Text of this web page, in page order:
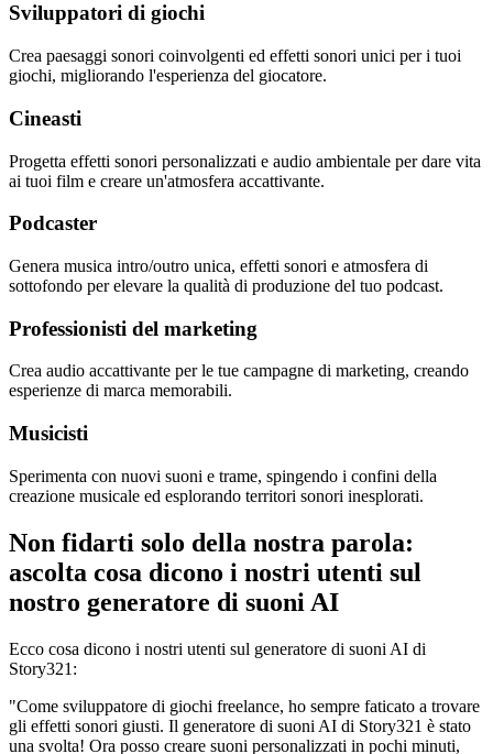
Sviluppatori di giochi
Crea paesaggi sonori coinvolgenti ed effetti sonori unici per i tuoi
giochi, migliorando l'esperienza del giocatore.
Cineasti
Progetta effetti sonori personalizzati e audio ambientale per dare vita
ai tuoi film e creare un'atmosfera accattivante.
Podcaster
Genera musica intro/outro unica, effetti sonori e atmosfera di
sottofondo per elevare la qualità di produzione del tuo podcast.
Professionisti del marketing
Crea audio accattivante per le tue campagne di marketing, creando
esperienze di marca memorabili.
Musicisti
Sperimenta con nuovi suoni e trame, spingendo i confini della
creazione musicale ed esplorando territori sonori inesplorati.
Non fidarti solo della nostra parola:
ascolta cosa dicono i nostri utenti sul
nostro generatore di suoni AI
Ecco cosa dicono i nostri utenti sul generatore di suoni AI di
Story321:
"Come sviluppatore di giochi freelance, ho sempre faticato a trovare
gli effetti sonori giusti. Il generatore di suoni AI di Story321 è stato
una svolta! Ora posso creare suoni personalizzati in pochi minuti,